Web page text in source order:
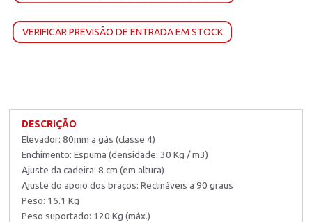
VERIFICAR PREVISÃO DE ENTRADA EM STOCK
DESCRIÇÃO
Elevador: 80mm a gás (classe 4)
Enchimento: Espuma (densidade: 30 Kg / m3)
Ajuste da cadeira: 8 cm (em altura)
Ajuste do apoio dos braços: Reclináveis a 90 graus
Peso: 15.1 Kg
Peso suportado: 120 Kg (máx.)